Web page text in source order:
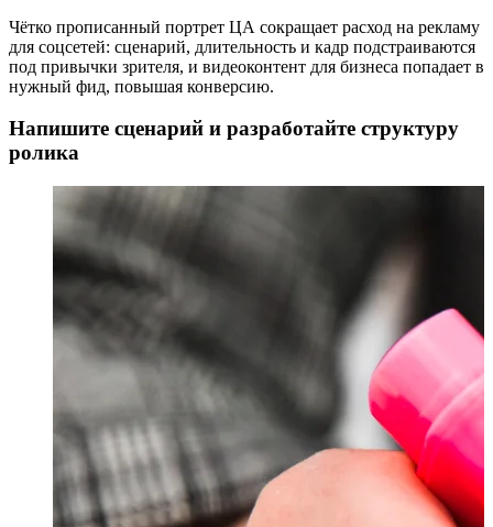
Чётко прописанный портрет ЦА сокращает расход на рекламу
для соцсетей: сценарий, длительность и кадр подстраиваются
под привычки зрителя, и видеоконтент для бизнеса попадает в
нужный фид, повышая конверсию.
Напишите сценарий и разработайте структуру
ролика